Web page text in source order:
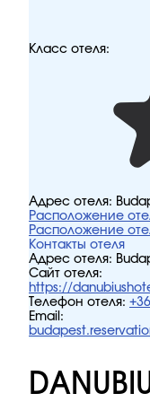
Класс отеля:
Адрес отеля:
Расположение
Расположение
Контакты отеля
Адрес отеля:
Сайт отеля:
https://
Телефон отеля:
Email: